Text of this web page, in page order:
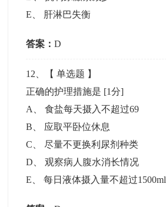
E
肝淋巴失衡
答案：D
12 、【单选题 】
正确的护理措施是 [1分]
A
、食盐每天摄入不超过69
B
应取平卧位休息
C 、尽量不更换利尿剂种类
D 、观察病人腹水消长情况
E 、每日液体摄入量不超过1500ml